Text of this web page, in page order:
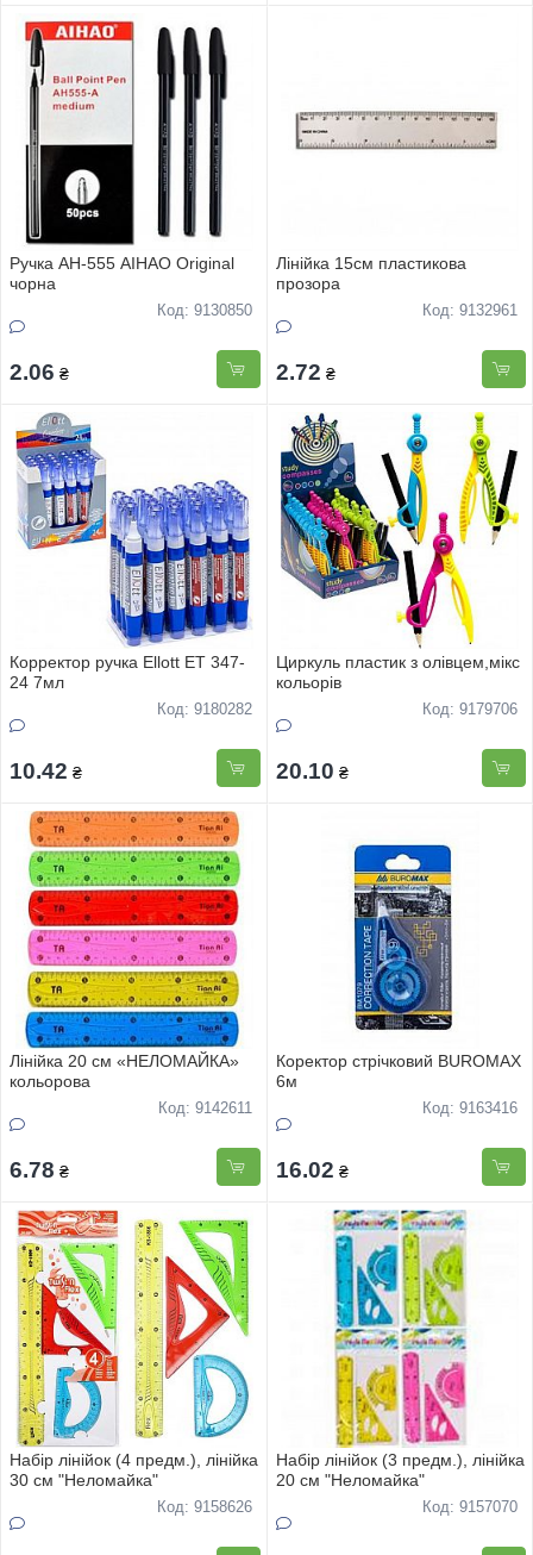
Ручка AH-555 AIHAO Original
чорна
Код: 9130850
2.06 ₴
Лінійка 15см пластикова
прозора
Код: 9132961
2.72 ₴
Корректор ручка Ellott ET 347-
24 7мл
Код: 9180282
10.42 ₴
Циркуль пластик з олiвцем,мiкс
кольорiв
Код: 9179706
20.10 ₴
Лінійка 20 см «НЕЛОМАЙКА»
кольорова
Код: 9142611
6.78 ₴
Коректор стрічковий BUROMAX
6м
Код: 9163416
16.02 ₴
Набір лінійок (4 предм.), лінійка
30 см "Неломайка"
Код: 9158626
Набiр лiнiйок (3 предм.), лiнiйка
20 см "Неломайка"
Код: 9157070